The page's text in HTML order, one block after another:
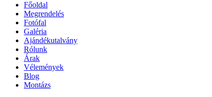
Főoldal
Megrendelés
Fotófal
Galéria
Ajándékutalvány
Rólunk
Árak
Vélemények
Blog
Montázs